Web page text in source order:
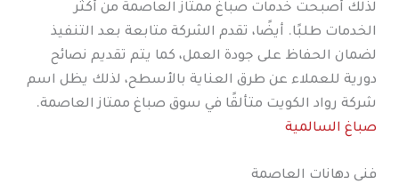
لذلك أصبحت خدمات صباغ ممتاز العاصمة من أكثر
الخدمات طلبًا. أيضًا، تقدم الشركة متابعة بعد التنفيذ
لضمان الحفاظ على جودة العمل، كما يتم تقديم نصائح
دورية للعملاء عن طرق العناية بالأسطح، لذلك يظل اسم
شركة رواد الكويت متألقًا في سوق صباغ ممتاز العاصمة.
صباغ السالمية
فنى دهانات العاصمة